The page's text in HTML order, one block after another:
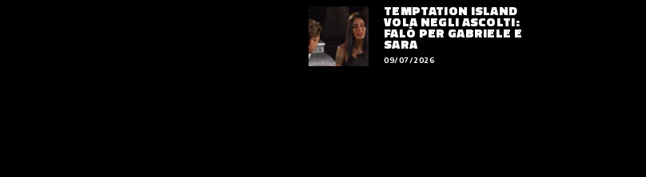
TEMPTATION ISLAND
VOLA NEGLI ASCOLTI:
FALÒ PER GABRIELE E
SARA
09/07/2026